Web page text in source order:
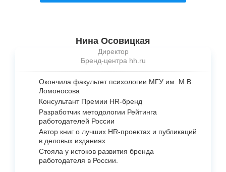
Нина Осовицкая
Директор
Бренд-центра hh.ru
Окончила факультет психологии МГУ им. М.В.
Ломоносова
Консультант Премии HR-бренд
Разработчик методологии Рейтинга
работодателей России
Автор книг о лучших HR-проектах и публикаций
в деловых изданиях
Стояла у истоков развития бренда
работодателя в России.